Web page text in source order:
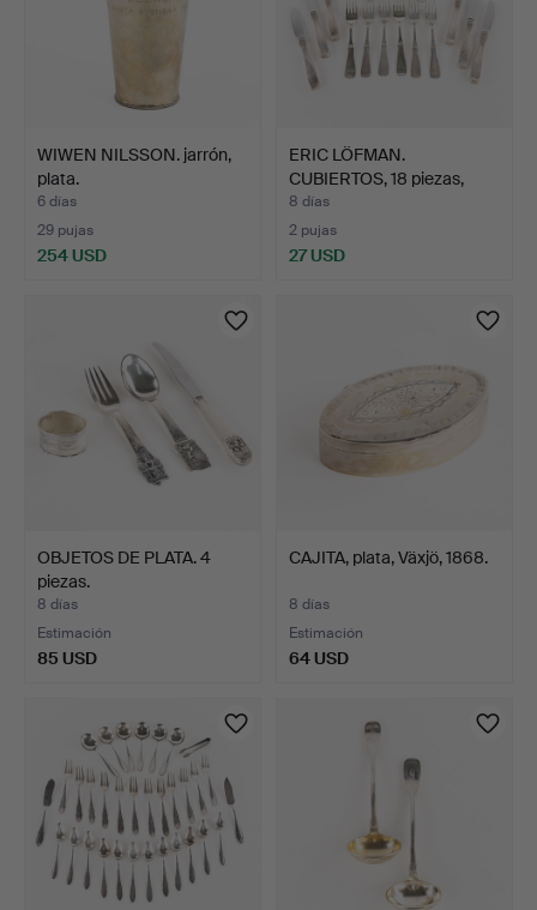
WIWEN NILSSON. jarrón,
plata.
6 días
29 pujas
254 USD
ERIC LÖFMAN.
CUBIERTOS, 18 piezas,
plata, …
8 días
2 pujas
27 USD
OBJETOS DE PLATA. 4
piezas.
8 días
Estimación
85 USD
CAJITA, plata, Växjö, 1868.
8 días
Estimación
64 USD